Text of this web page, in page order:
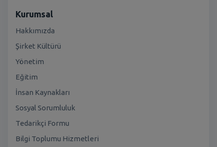
Kurumsal
Hakkımızda
Şirket Kültürü
Yönetim
Eğitim
İnsan Kaynakları
Sosyal Sorumluluk
Tedarikçi Formu
Bilgi Toplumu Hizmetleri